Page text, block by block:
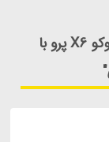
دیدگاه های مرتبط با "مقایسه شیائومی پوکو X6 پرو با